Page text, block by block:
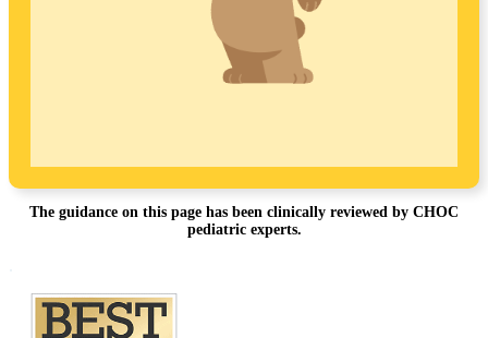
The guidance on this page has been clinically reviewed by CHOC
pediatric experts.